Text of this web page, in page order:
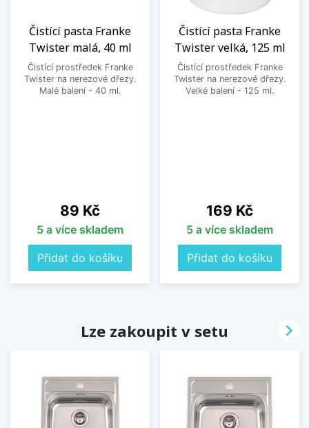
Čistící pasta Franke
Twister malá, 40 ml
Čistící prostředek Franke
Twister na nerezové dřezy.
Malé balení - 40 ml.
Cena
89 Kč
5 a více skladem
Přidat do košíku
Čistící pasta Franke
Twister velká, 125 ml
Čistící prostředek Franke
Twister na nerezové dřezy.
Velké balení - 125 ml.
Cena
169 Kč
5 a více skladem
Přidat do košíku
Lze zakoupit v setu 